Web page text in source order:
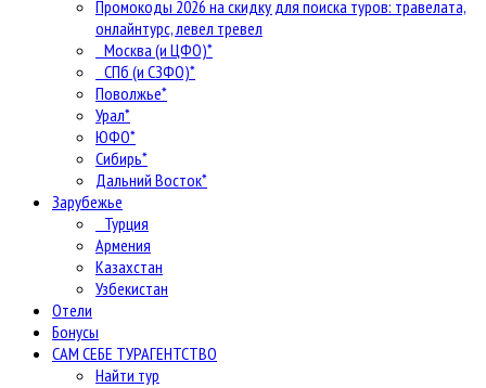
Промокоды 2026 на скидку для поиска туров: травелата,
онлайнтурс, левел тревел
Москва (и ЦФО)*
СПб (и СЗФО)*
Поволжье*
Урал*
ЮФО*
Сибирь*
Дальний Восток*
Зарубежье
Турция
Армения
Казахстан
Узбекистан
Отели
Бонусы
САМ СЕБЕ ТУРАГЕНТСТВО
Найти тур